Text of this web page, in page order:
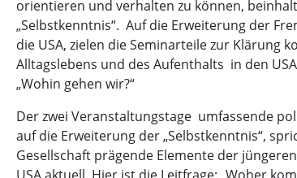
orientieren und verhalten zu können,
„Selbstkenntnis“. Auf die Erweiterung der
die USA, zielen die Seminarteile zur Klärung
Alltagslebens und des Aufenthalts in den
„Wohin gehen wir?“
Der zwei Veranstaltungstage umfassende
auf die Erweiterung der „Selbstkenntnis“,
Gesellschaft prägende Elemente der